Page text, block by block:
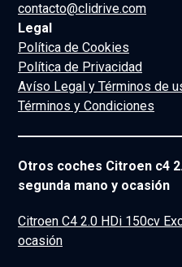
contacto@clidrive.com
Legal
Política de Cookies
Política de Privacidad
Avíso Legal y Términos de
Términos y Condiciones
Otros coches Citroen c4
segunda mano y ocasión
Citroen C4 2.0 HDi 150cv
ocasión